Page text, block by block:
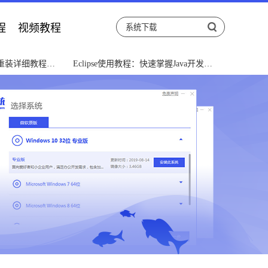
视频教程
装详细教程指
Eclipse使用教程：快速掌握Java开发利
器